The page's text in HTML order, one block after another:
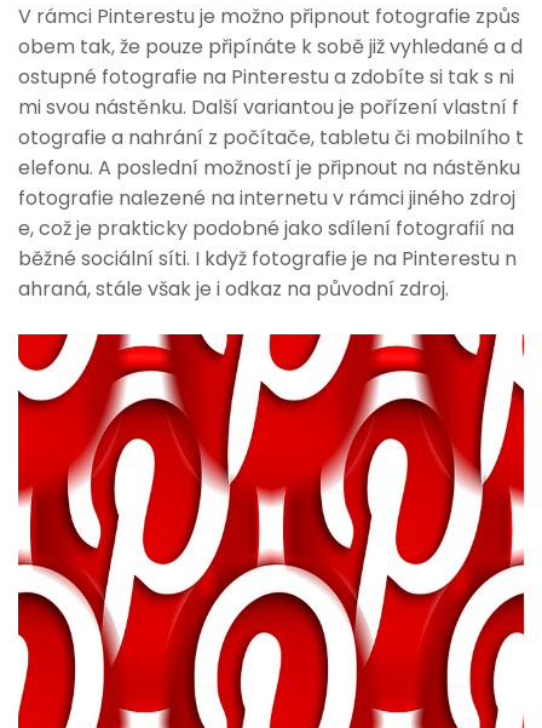
V rámci Pinterestu je možno připnout fotografie způs
obem tak, že pouze připínáte k sobě již vyhledané a d
ostupné fotografie na Pinterestu a zdobíte si tak s ni
mi svou nástěnku. Další variantou je pořízení vlastní f
otografie a nahrání z počítače, tabletu či mobilního t
elefonu. A poslední možností je připnout na nástěnku
fotografie nalezené na internetu v rámci jiného zdroj
e, což je prakticky podobné jako sdílení fotografií na
běžné sociální síti. I když fotografie je na Pinterestu n
ahraná, stále však je i odkaz na původní zdroj.